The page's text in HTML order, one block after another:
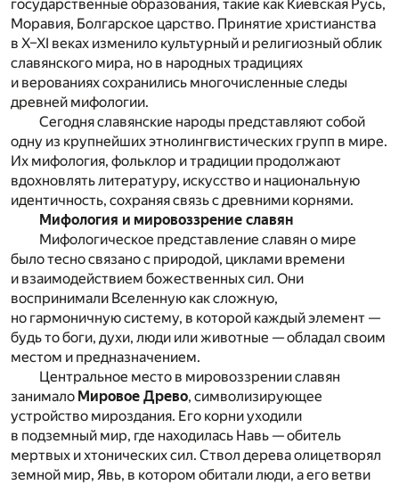
государственные образования, такие как Киевская Русь,
Моравия, Болгарское царство. Принятие христианства
в X–XI веках изменило культурный и религиозный облик
славянского мира, но в народных традициях
и верованиях сохранились многочисленные следы
древней мифологии.
Сегодня славянские народы представляют собой
одну из крупнейших этнолингвистических групп в мире.
Их мифология, фольклор и традиции продолжают
вдохновлять литературу, искусство и национальную
идентичность, сохраняя связь с древними корнями.
Мифология и мировоззрение славян
Мифологическое представление славян о мире
было тесно связано с природой, циклами времени
и взаимодействием божественных сил. Они
воспринимали Вселенную как сложную,
но гармоничную систему, в которой каждый элемент —
будь то боги, духи, люди или животные — обладал своим
местом и предназначением.
Центральное место в мировоззрении славян
занимало Мировое Древо, символизирующее
устройство мироздания. Его корни уходили
в подземный мир, где находилась Навь — обитель
мертвых и хтонических сил. Ствол дерева олицетворял
земной мир, Явь, в котором обитали люди, а его ветви